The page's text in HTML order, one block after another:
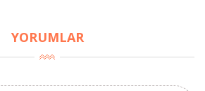
YORUMLAR
×